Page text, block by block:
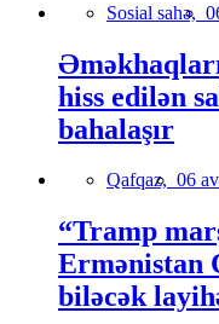
Sosial sahə,
hiss edilən
bahalaşır
Qafqaz, 06
“Tramp
Ermənistan
biləcək